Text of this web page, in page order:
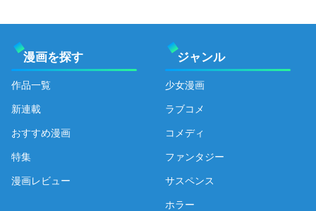
漫画を探す
作品一覧
新連載
おすすめ漫画
特集
漫画レビュー
ジャンル
少女漫画
ラブコメ
コメディ
ファンタジー
サスペンス
ホラー